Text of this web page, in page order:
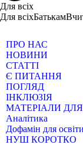
Для всіх
Для всіхБатькам
ПРО НАС
НОВИНИ
СТАТТІ
Є ПИТАННЯ
ПОГЛЯД
ІНКЛЮЗІЯ
МАТЕРІАЛИ
Аналітика
Дофамін для освіти
НУШ КОРОТКО